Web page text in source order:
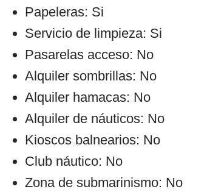
Papeleras: Si
Servicio de limpieza: Si
Pasarelas acceso: No
Alquiler sombrillas: No
Alquiler hamacas: No
Alquiler de náuticos: No
Kioscos balnearios: No
Club náutico: No
Zona de submarinismo: No